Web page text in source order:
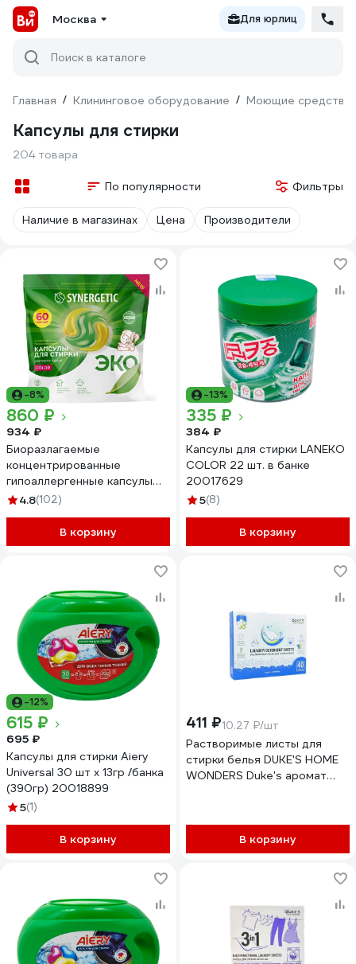
Москва Для юрлиц
Поиск в каталоге
Главная / Клининговое оборудование / Моющие средства
Капсулы для стирки
204 товара
По популярности Фильтры
Наличие в магазинах Цена Производители
-8%
860 ₽
934 ₽
Биоразлагаемые
концентрированные
гипоаллергенные капсулы
для стирки SYNERGETIC
4.8(102)
В корзину
-13%
335 ₽
384 ₽
Капсулы для стирки LANEKO
COLOR 22 шт. в банке
20017629
5(8)
В корзину
-12%
615 ₽
695 ₽
Капсулы для стирки Aiery
Universal 30 шт х 13гр /банка
(390гр) 20018899
5(1)
В корзину
411 ₽10.27 ₽/шт
Растворимые листы для
стирки белья DUKE'S HOME
WONDERS Duke's аромат
В корзину